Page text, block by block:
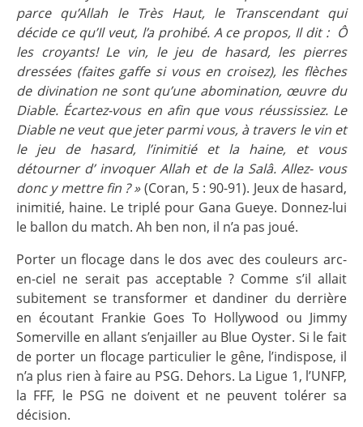
parce qu’Allah le Très Haut, le Transcendant qui
décide ce qu’Il veut, l’a prohibé. A ce propos, Il dit : Ô
les croyants! Le vin, le jeu de hasard, les pierres
dressées (faites gaffe si vous en croisez), les flèches
de divination ne sont qu’une abomination, œuvre du
Diable. Écartez-vous en afin que vous réussissiez. Le
Diable ne veut que jeter parmi vous, à travers le vin et
le jeu de hasard, l’inimitié et la haine, et vous
détourner d’ invoquer Allah et de la Salâ. Allez- vous
donc y mettre fin ? »(Coran, 5 : 90-91). Jeux de hasard,
inimitié, haine. Le triplé pour Gana Gueye. Donnez-lui
le ballon du match. Ah ben non, il n’a pas joué.
Porter un flocage dans le dos avec des couleurs arc-
en-ciel ne serait pas acceptable ? Comme s’il allait
subitement se transformer et dandiner du derrière
en écoutant Frankie Goes To Hollywood ou Jimmy
Somerville en allant s’enjailler au Blue Oyster. Si le fait
de porter un flocage particulier le gêne, l’indispose, il
n’a plus rien à faire au PSG. Dehors. La Ligue 1, l’UNFP,
la FFF, le PSG ne doivent et ne peuvent tolérer sa
décision.